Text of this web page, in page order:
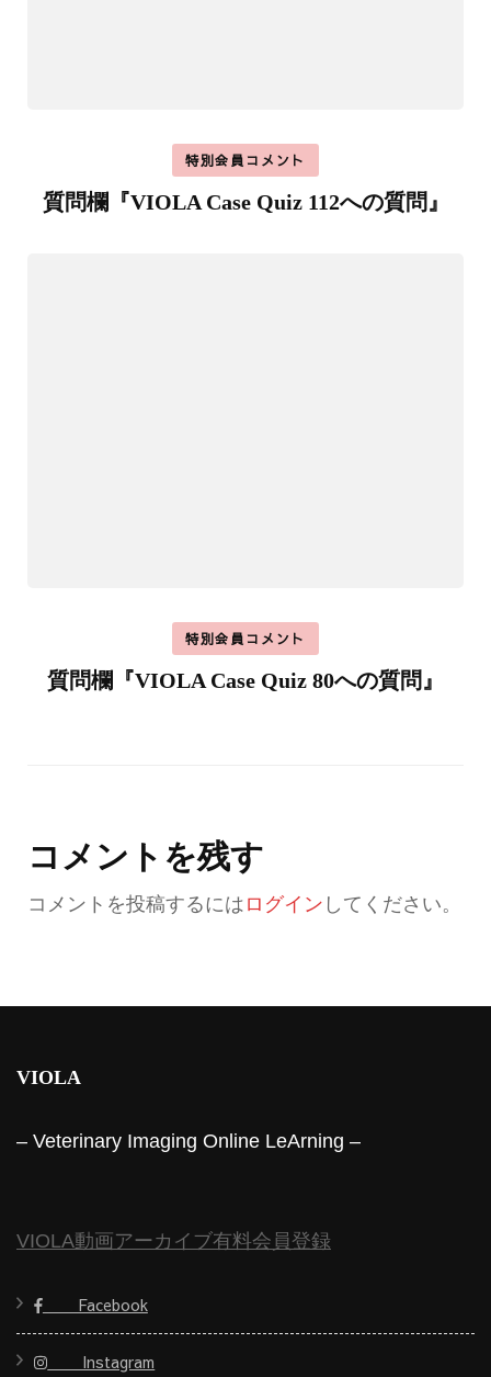
特別会員コメント
質問欄『VIOLA Case Quiz 112への質問』
特別会員コメント
質問欄『VIOLA Case Quiz 80への質問』
コメントを残す
コメントを投稿するには ログイン してください。
VIOLA
– Veterinary Imaging Online LeArning –
VIOLA動画アーカイブ有料会員登録
Facebook
Instagram